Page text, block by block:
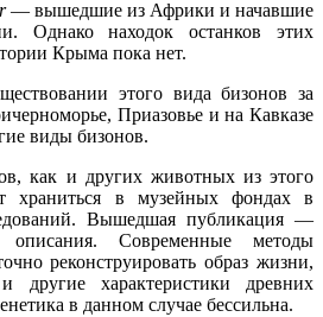
— вышедшие из Африки и начавшие
Однако находок останков этих
Крыма пока нет.
этого вида бизонов за
Приазовье и на Кавказе
виды бизонов.
как и других животных из этого
храниться в музейных фондах в
Вышедшая публикация —
Современные методы
реконструировать образ жизни,
другие характеристики древних
в данном случае бессильна.